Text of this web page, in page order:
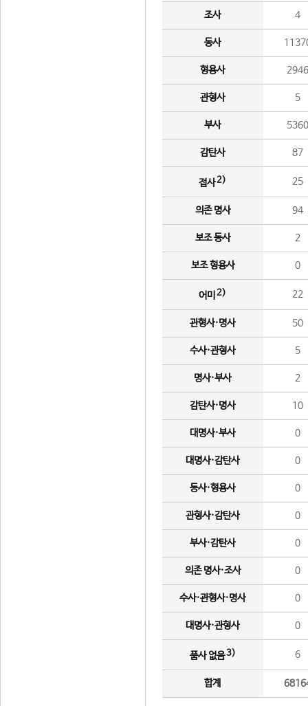
조사 4
동사
형용사 2946
관형사 5
부사 5360
감탄사 87
접사2) 25
의존 명사 94
보조 동사 2
보조 형용사 0
어미 2) 22
관형사·명사 50
수사·관형사 5
명사·부사 2
감탄사·명사 10
대명사·부사 0
대명사·감탄사 0
동사·형용사 0
관형사·감탄사 0
부사·감탄사 0
의존 명사·조사 0
수사·관형사·명사 0
대명사·관형사 0
품사 없음3) 6
합계